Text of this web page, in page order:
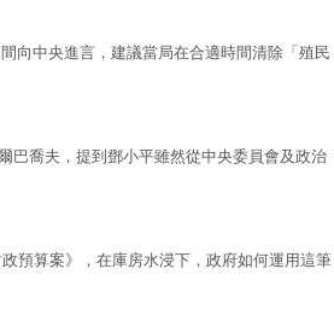
向中央進言，建議當局在合適時間清除「殖民
巴喬夫，提到鄧小平雖然從中央委員會及政治
預算案》，在庫房水浸下，政府如何運用這筆